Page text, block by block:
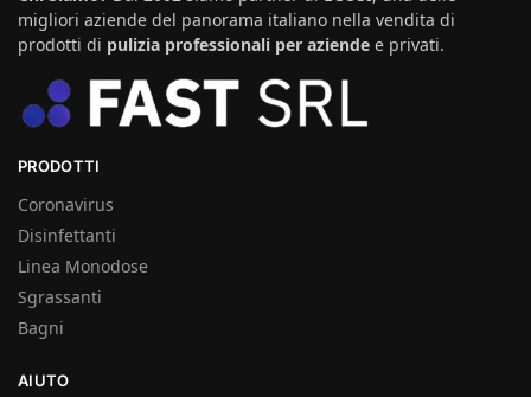
migliori aziende del panorama italiano nella vendita di
prodotti di pulizia professionali per aziende e privati.
PRODOTTI
Coronavirus
Disinfettanti
Linea Monodose
Sgrassanti
Bagni
AIUTO